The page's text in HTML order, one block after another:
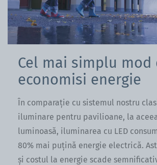
Cel mai simplu mod
economisi energie
În comparație cu sistemul nostru
iluminare pentru pavilioane, la
luminoasă, iluminarea cu LED
80% mai puțină energie electrică.
și costul la energie scade